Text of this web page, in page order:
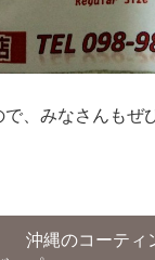
、みなさんもぜ
縄のコーティ